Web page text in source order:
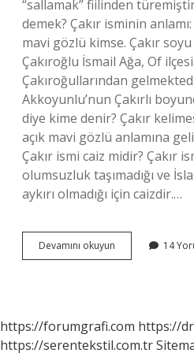
“sallamak” fiilinden
demek? Çakır isminin
mavi gözlü kimse. Çakır
Çakıroğlu İsmail Ağa, Of
Çakıroğullarından
Akkoyunlu’nun Çakırlı
diye kime denir? Çakır
açık mavi gözlü anlamına
Çakır ismi caiz midir? Çakır
olumsuzluk taşımadığı ve
aykırı olmadığı için caizdir.…
Devamını okuyun
Ismi
14
https://forumgrafi.com https://
https://serentekstil.com.tr